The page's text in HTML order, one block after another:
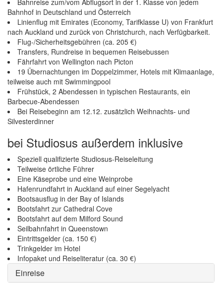
Bahnreise zum/vom Abflugsort in der 1. Klasse von jedem
Bahnhof in Deutschland und Österreich
Linienflug mit Emirates (Economy, Tarifklasse U) von Frankfurt
nach Auckland und zurück von Christchurch, nach Verfügbarkeit.
Flug-/Sicherheitsgebühren (ca. 205 €)
Transfers, Rundreise in bequemen Reisebussen
Fährfahrt von Wellington nach Picton
19 Übernachtungen im Doppelzimmer, Hotels mit Klimaanlage,
teilweise auch mit Swimmingpool
Frühstück, 2 Abendessen in typischen Restaurants, ein
Barbecue-Abendessen
Bei Reisebeginn am 12.12. zusätzlich Weihnachts- und
Silvesterdinner
bei Studiosus außerdem inklusive
Speziell qualifizierte Studiosus-Reiseleitung
Teilweise örtliche Führer
Eine Käseprobe und eine Weinprobe
Hafenrundfahrt in Auckland auf einer Segelyacht
Bootsausflug in der Bay of Islands
Bootsfahrt zur Cathedral Cove
Bootsfahrt auf dem Milford Sound
Seilbahnfahrt in Queenstown
Eintrittsgelder (ca. 150 €)
Trinkgelder im Hotel
Infopaket und Reiseliteratur (ca. 30 €)
Einreise